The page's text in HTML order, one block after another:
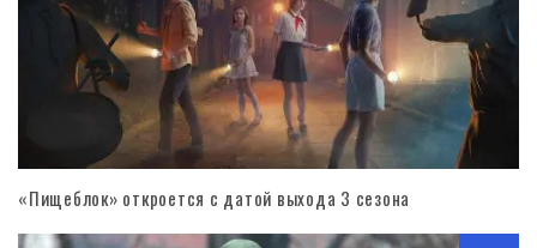
«Пищеблок» откроется с датой выхода 3 сезона